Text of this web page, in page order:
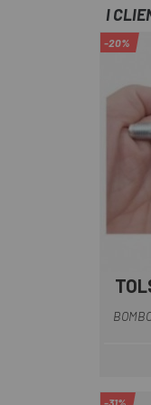
I
-20%
-31%